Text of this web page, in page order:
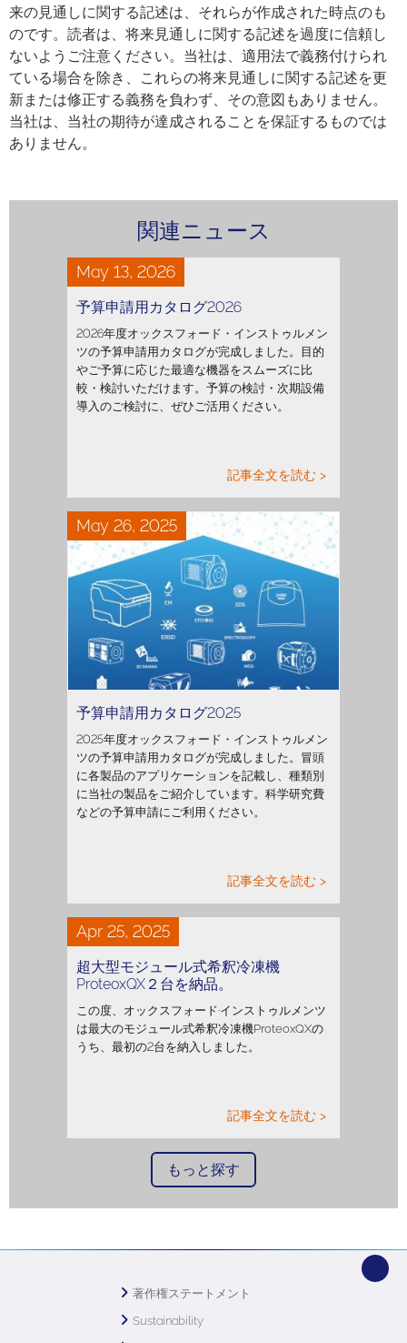
来の見通しに関する記述は、それらが作成された時点のも
のです。読者は、将来見通しに関する記述を過度に信頼し
ないようご注意ください。当社は、適用法で義務付けられ
ている場合を除き、これらの将来見通しに関する記述を更
新または修正する義務を負わず、その意図もありません。
当社は、当社の期待が達成されることを保証するものでは
ありません。
関連ニュース
May 13, 2026
予算申請用カタログ2026
2026年度オックスフォード・インストゥルメン
ツの予算申請用カタログが完成しました。目的
やご予算に応じた最適な機器をスムーズに比
較・検討いただけます。予算の検討・次期設備
導入のご検討に、ぜひご活用ください。
記事全文を読む >
May 26, 2025
予算申請用カタログ2025
2025年度オックスフォード・インストゥルメン
ツの予算申請用カタログが完成しました。冒頭
に各製品のアプリケーションを記載し、種類別
に当社の製品をご紹介しています。科学研究費
などの予算申請にご利用ください。
記事全文を読む >
Apr 25, 2025
超大型モジュール式希釈冷凍機
ProteoxQX２台を納品。
この度、オックスフォード·インストゥルメンツ
は最大のモジュール式希釈冷凍機ProteoxQXの
うち、最初の2台を納入しました。
記事全文を読む >
もっと探す
著作権ステートメント
Sustainability